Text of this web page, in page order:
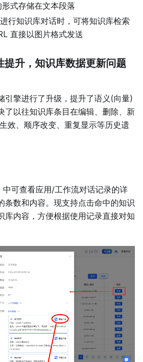
式存储在文本段落
行知识库对话时，可将知识库检索
直接以图片格式发送
提升，知识库数据更新问题
引擎进行了升级，提升了语义(向量)
了以往知识库条目在编辑、删除、新
效、顺序改变、重复显示等历史遗
中可查看应用/工作流对话记录的详
条数和内容。现支持点击命中的知识
库内容，方便根据使用记录直接对知